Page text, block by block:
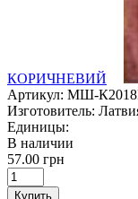
КОРИЧНЕВИЙ
Артикул: МШ-
Изготовитель:
Единицы:
В наличии
57.00 грн
Купить